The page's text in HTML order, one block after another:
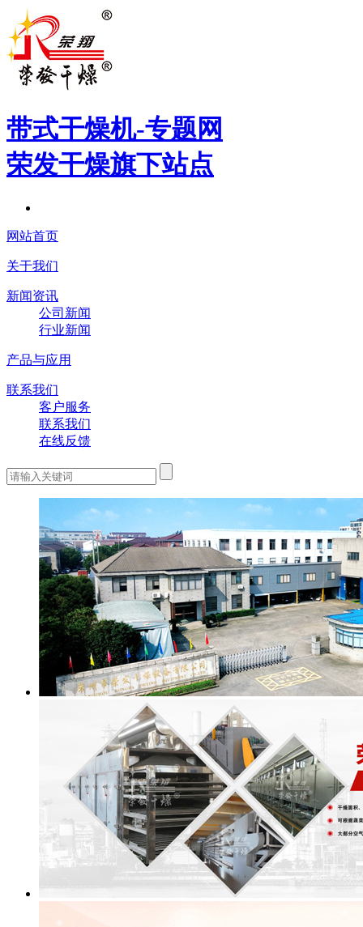
带式干燥机-专题网
荣发干燥旗下站点
网站首页
关于我们
新闻资讯
公司新闻
行业新闻
产品与应用
联系我们
客户服务
联系我们
在线反馈